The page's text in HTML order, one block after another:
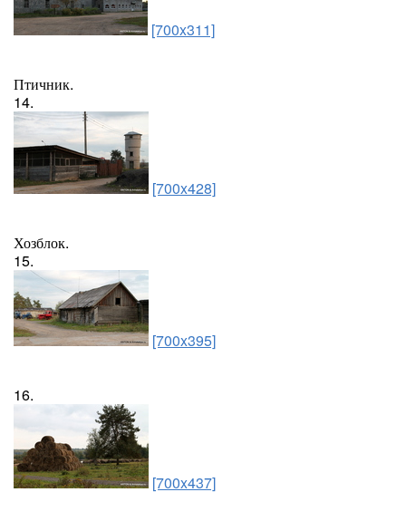
[700x311]
Птичник.
14.
[700x428]
Хозблок.
15.
[700x395]
16.
[700x437]